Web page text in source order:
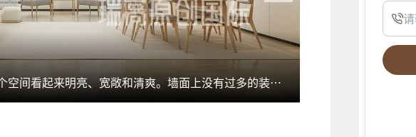
整个客厅采用了原木色的装饰，使得整个空间看起来明亮、宽敞和清爽。墙面上没有过多的装饰，简洁的设计使得空间更加流畅。木质桌椅和地毯则增加了客厅的质感和温馨感，给人一种舒适和安逸的感觉。